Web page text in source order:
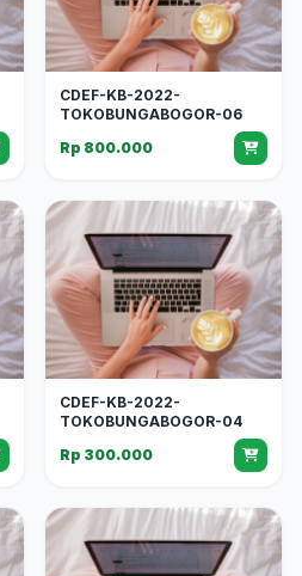
CDEF-KB-2022-
TOKOBUNGABOGOR-06
Rp 800.000
CDEF-KB-2022-
TOKOBUNGABOGOR-04
Rp 300.000